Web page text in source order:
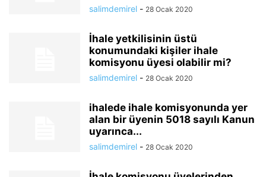
salimdemirel - 28 Ocak 2020
İhale yetkilisinin üstü
konumundaki kişiler ihale
komisyonu üyesi olabilir mi?
salimdemirel - 28 Ocak 2020
ihalede ihale komisyonunda yer
alan bir üyenin 5018 sayılı Kanun
uyarınca...
salimdemirel - 28 Ocak 2020